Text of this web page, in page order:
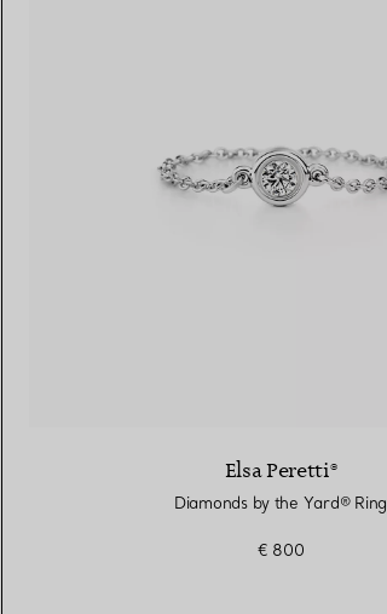
Elsa Peretti®
Diamonds by the Yard® Ring
€ 800